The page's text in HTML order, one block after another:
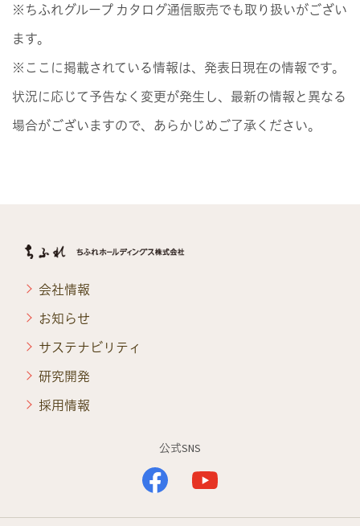
※ちふれグループ カタログ通信販売でも取り扱いがござい
ます。
※ここに掲載されている情報は、発表日現在の情報です。
状況に応じて予告なく変更が発生し、最新の情報と異なる
場合がございますので、あらかじめご了承ください。
会社情報
お知らせ
サステナビリティ
研究開発
採用情報
公式SNS